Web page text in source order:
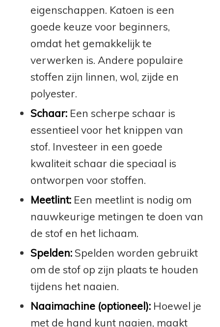
eigenschappen. Katoen is een
goede keuze voor beginners,
omdat het gemakkelijk te
verwerken is. Andere populaire
stoffen zijn linnen, wol, zijde en
polyester.
Schaar:Een scherpe schaar is
essentieel voor het knippen van
stof. Investeer in een goede
kwaliteit schaar die speciaal is
ontworpen voor stoffen.
Meetlint:Een meetlint is nodig om
nauwkeurige metingen te doen van
de stof en het lichaam.
Spelden:Spelden worden gebruikt
om de stof op zijn plaats te houden
tijdens het naaien.
Naaimachine (optioneel):Hoewel je
met de hand kunt naaien, maakt